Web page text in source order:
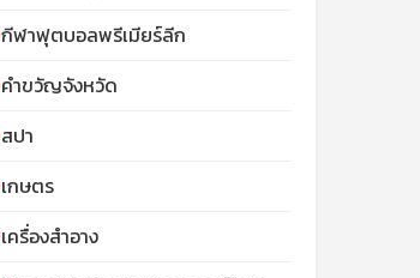
กีฬาฟุตบอลพรีเมียร์ลีก
คำขวัญจังหวัด
สปา
เกษตร
เครื่องสำอาง